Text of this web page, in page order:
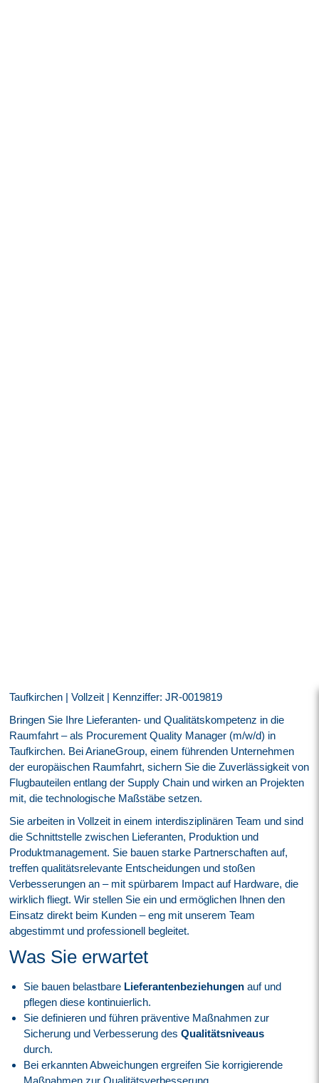
Taufkirchen | Vollzeit | Kennziffer: JR-0019819
Bringen Sie Ihre Lieferanten- und Qualitätskompetenz in die
Raumfahrt – als Procurement Quality Manager (m/w/d) in
Taufkirchen. Bei ArianeGroup, einem führenden Unternehmen
der europäischen Raumfahrt, sichern Sie die Zuverlässigkeit von
Flugbauteilen entlang der Supply Chain und wirken an Projekten
mit, die technologische Maßstäbe setzen.
Sie arbeiten in Vollzeit in einem interdisziplinären Team und sind
die Schnittstelle zwischen Lieferanten, Produktion und
Produktmanagement. Sie bauen starke Partnerschaften auf,
treffen qualitätsrelevante Entscheidungen und stoßen
Verbesserungen an – mit spürbarem Impact auf Hardware, die
wirklich fliegt. Wir stellen Sie ein und ermöglichen Ihnen den
Einsatz direkt beim Kunden – eng mit unserem Team
abgestimmt und professionell begleitet.
Was Sie erwartet
Sie bauen belastbare Lieferantenbeziehungen auf und
pflegen diese kontinuierlich.
Sie definieren und führen präventive Maßnahmen zur
Sicherung und Verbesserung desQualitätsniveaus
durch.
Bei erkannten Abweichungen ergreifen Sie korrigierende
Maßnahmen zur Qualitätsverbesserung.